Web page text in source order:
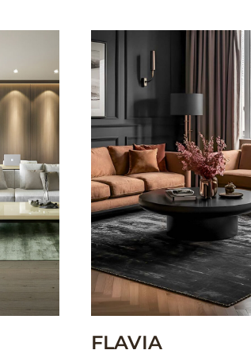
FLAVIA